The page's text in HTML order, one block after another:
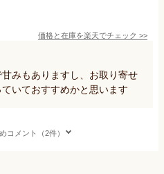
価格と在庫を楽天でチェック >>
みもありますし、お取り寄せ
いておすすめかと思います
コメント（2件）